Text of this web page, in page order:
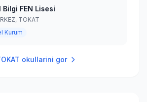
Bilgi FEN Lisesi
TOKAT
Kurum
okullarini gor